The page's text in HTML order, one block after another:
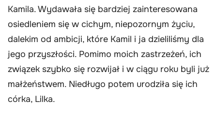
Kamila. Wydawała się bardziej zainteresowana
osiedleniem się w cichym, niepozornym życiu,
dalekim od ambicji, które Kamil i ja dzieliliśmy dla
jego przyszłości. Pomimo moich zastrzeżeń, ich
związek szybko się rozwijał i w ciągu roku byli już
małżeństwem. Niedługo potem urodziła się ich
córka, Lilka.